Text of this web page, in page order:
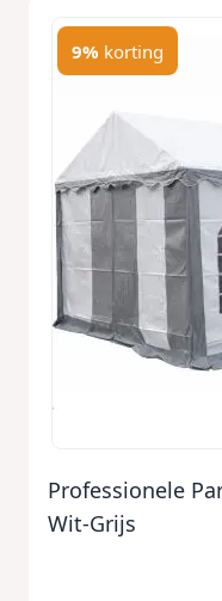
9% korting
Professionele
Wit-Grijs